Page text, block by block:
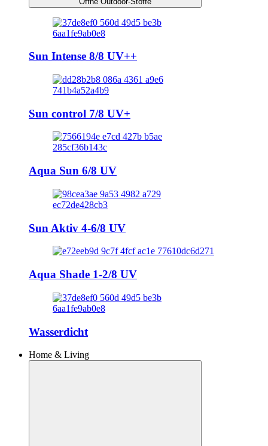
Sun Intense 8/8 UV++
Sun control 7/8 UV+
Aqua Sun 6/8 UV
Sun Aktiv 4-6/8 UV
Aqua Shade 1-2/8 UV
Wasserdicht
Home & Living